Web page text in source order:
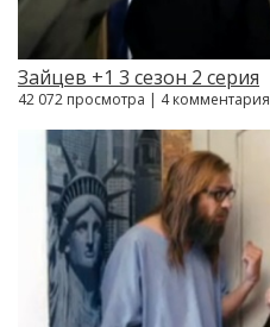
Зайцев +1 3 сезон 2 серия
42 072 просмотра | 4 комментария